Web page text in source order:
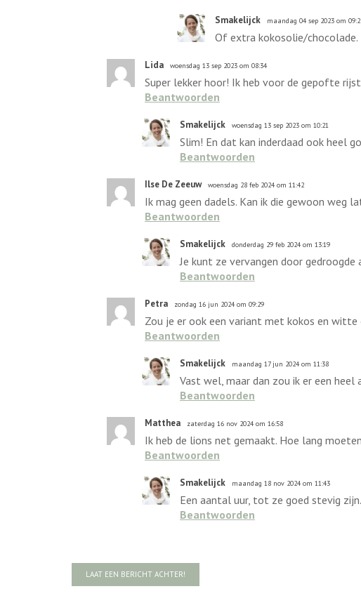
Smakelijck maandag 04 sep 2023 om
Of extra kokosolie/chocolade.
Lida woensdag 13 sep 2023 om 08:34
Super lekker hoor! Ik heb voor de gepofte
Beantwoorden
Smakelijck woensdag 13 sep 2023 om 10:21
Slim! En dat kan inderdaad ook heel
Beantwoorden
Ilse De Zeeuw woensdag 28 feb 2024 om 11:42
Ik mag geen dadels. Kan ik die gewoon weg
Beantwoorden
Smakelijck donderdag 29 feb 2024 om 13:19
Je kunt ze vervangen door gedroogde
Beantwoorden
Petra zondag 16 jun 2024 om 09:29
Zou je er ook een variant met kokos en witte
Beantwoorden
Smakelijck maandag 17 jun 2024 om 11:38
Vast wel, maar dan zou ik er een heel
Beantwoorden
Matthea zaterdag 16 nov 2024 om 16:58
Ik heb de lions net gemaakt. Hoe lang
Beantwoorden
Smakelijck maandag 18 nov 2024 om 11:43
Een aantal uur, tot ze goed stevig
Beantwoorden
LAAT EEN BERICHT ACHTER!